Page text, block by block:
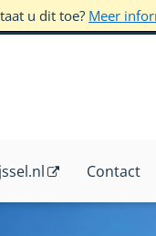
u dit toe? Meer
Contact